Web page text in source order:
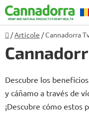
Treci
la
conținut
Acasă
/Articole /Cannadorra
Descubre los
y cáñamo a través de
¡Descubre cómo estos